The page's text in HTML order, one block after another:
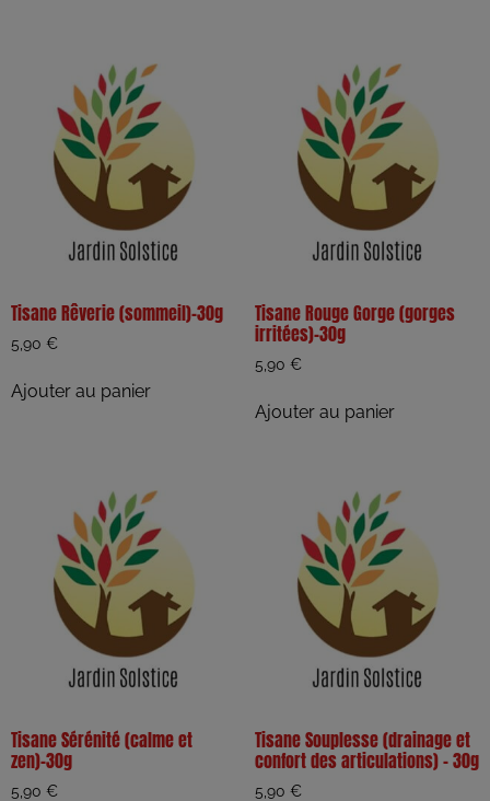
Tisane Rêverie (sommeil)-30g
5,90 €
Ajouter au panier
Tisane Rouge Gorge (gorges
irritées)-30g
5,90 €
Ajouter au panier
Tisane Sérénité (calme et
zen)-30g
5,90 €
Tisane Souplesse (drainage et
confort des articulations) – 30g
5,90 €